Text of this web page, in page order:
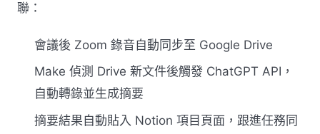
聯：
會議後 Zoom 錄音自動同步至 Google Drive
Make 偵測 Drive 新文件後觸發 ChatGPT API，
自動轉錄並生成摘要
摘要結果自動貼入 Notion 項目頁面，跟進任務同